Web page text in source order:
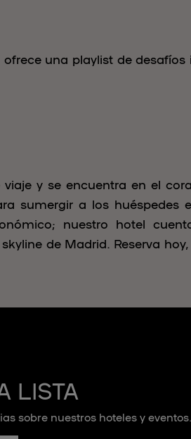
una playlist de desafíos
y se encuentra en el
sumergir a los huéspedes
nuestro hotel
de Madrid. Reserva
LISTA
sobre nuestros hoteles y eventos.